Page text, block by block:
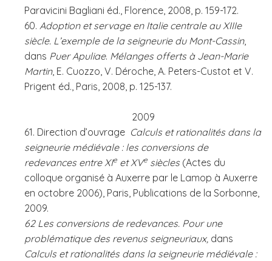
Paravicini Bagliani éd., Florence, 2008, p. 159-172.
60. Adoption et servage en Italie centrale au XIIIe
siècle. L’exemple de la seigneurie du Mont-Cassin,
dans Puer Apuliae. Mélanges offerts à Jean-Marie
Martin, E. Cuozzo, V. Déroche, A. Peters-Custot et V.
Prigent éd., Paris, 2008, p. 125-137.
2009
61. Direction d’ouvrage Calculs et rationalités dans la
seigneurie médiévale : les conversions de
redevances entre XIe et XVe siècles (Actes du
colloque organisé à Auxerre par le Lamop à Auxerre
en octobre 2006), Paris, Publications de la Sorbonne,
2009.
62 Les conversions de redevances. Pour une
problématique des revenus seigneuriaux, dans
Calculs et rationalités dans la seigneurie médiévale :